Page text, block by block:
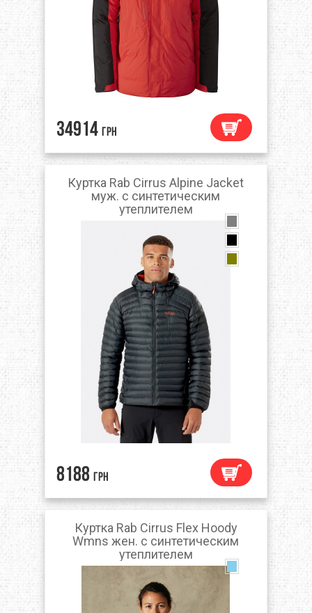
34914 грн
Куртка Rab Cirrus Alpine Jacket
муж. с синтетическим
утеплителем
8188 грн
Куртка Rab Cirrus Flex Hoody
Wmns жен. с синтетическим
утеплителем